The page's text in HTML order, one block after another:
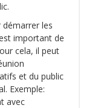
les
important de
cela, il peut
et du public
Exemple:
avec